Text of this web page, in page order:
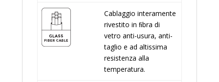
Cablaggio interamente
rivestito in ﬁbra di
vetro anti-usura, anti-
taglio e ad altissima
resistenza alla
temperatura.